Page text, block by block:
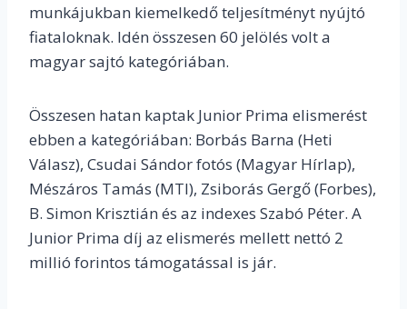
munkájukban kiemelkedő teljesítményt nyújtó
fiataloknak. Idén összesen 60 jelölés volt a
magyar sajtó kategóriában.
Összesen hatan kaptak Junior Prima elismerést
ebben a kategóriában: Borbás Barna (Heti
Válasz), Csudai Sándor fotós (Magyar Hírlap),
Mészáros Tamás (MTI), Zsiborás Gergő (Forbes),
B. Simon Krisztián és az indexes Szabó Péter. A
Junior Prima díj az elismerés mellett nettó 2
millió forintos támogatással is jár.